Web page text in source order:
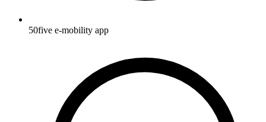
50five e-mobility app